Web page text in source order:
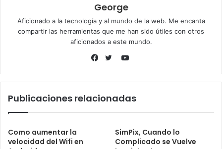
George
Aficionado a la tecnología y al mundo de la web. Me encanta
compartir las herramientas que me han sido útiles con otros
aficionados a este mundo.
YouTube
Publicaciones relacionadas
Como aumentar la
velocidad del Wifi en
SimPix, Cuando lo
Complicado se Vuelve